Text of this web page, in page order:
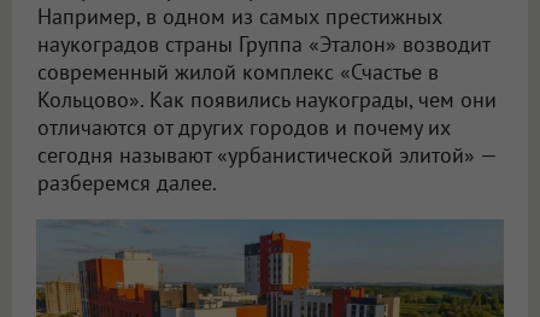
Например, в одном из самых престижных
наукоградов страны Группа «Эталон» возводит
современный жилой комплекс «Счастье в
Кольцово». Как появились наукограды, чем они
отличаются от других городов и почему их
сегодня называют «урбанистической элитой» —
разберемся далее.